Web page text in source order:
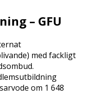
– GFU
med fackligt
om 1 648